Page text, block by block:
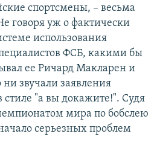
спортсмены, – весьма
говоря уж о фактически
использования
ФСБ, какими бы
ее Ричард Макларен и
звучали заявления
стиле "а вы докажите!". Судя
мира по бобслею
серьезных проблем